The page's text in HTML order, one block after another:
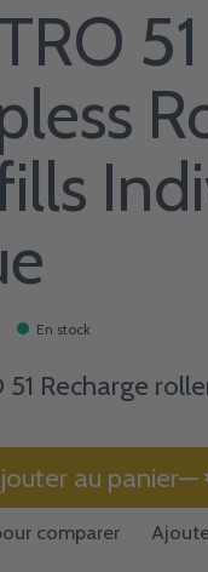
En stock
51 Recharge
au panier
comparer